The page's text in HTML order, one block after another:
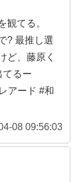
観てる。
? 最推し選
ど、藤原く
てるー
アード #和
08 09:56:03